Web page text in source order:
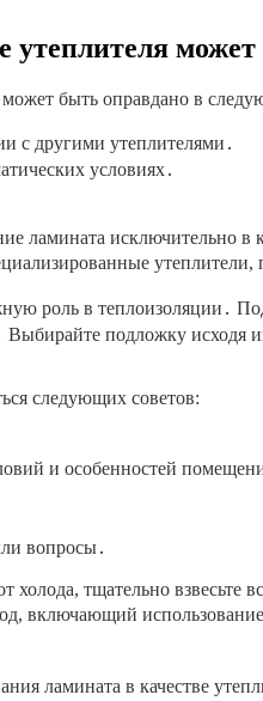
утеплителя
быть оправдано в
с другими утеплителями․
условиях․
ламината исключительно в
утеплители,
роль в теплоизоляции․
подложку исходя
следующих советов:
и особенностей
вопросы․
тщательно взвесьте
включающий
ламината в качестве